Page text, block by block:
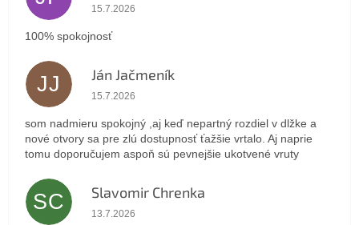
Hodnotenie obchodu je 5 z 5 hviezdičiek.
15.7.2026
100% spokojnosť
JJ Ján Jačmeník
Hodnotenie obchodu je 5 z 5 hviezdičiek.
15.7.2026
som nadmieru spokojný ,aj keď nepartný rozdiel v dlžke a
nové otvory sa pre zlú dostupnosť ťažšie vrtalo. Aj naprie
tomu doporučujem aspoň sú pevnejšie ukotvené vruty
SC Slavomir Chrenka
Hodnotenie obchodu je 5 z 5 hviezdičiek.
13.7.2026